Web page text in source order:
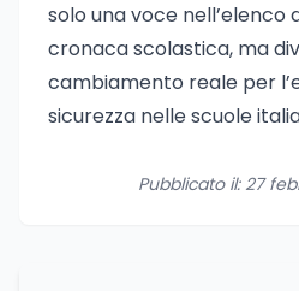
solo una voce nell’elenco
cronaca scolastica, ma
cambiamento reale per
sicurezza nelle scuole
Pubblicato il: 27